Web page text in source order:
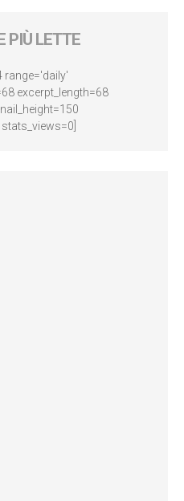
PIÙ LETTE
range='daily'
excerpt_length=68